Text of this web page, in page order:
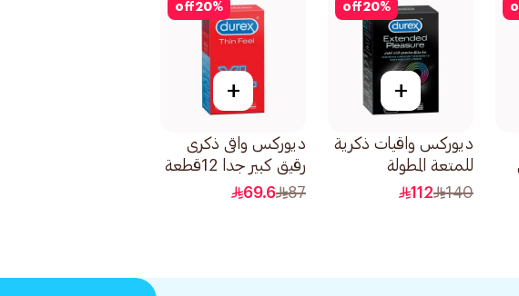
20%
off
+
ديوركس واقيات ذكرية
للمتعة المطولة
20قطعة
140
112
20%
off
+
ديوركس واقى ذكرى
رقيق كبير جدا 12قطعة
87
69.6